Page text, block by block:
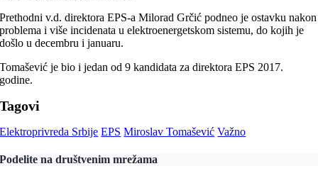
Prethodni v.d. direktora EPS-a Milorad Grčić podneo je ostavku nakon
problema i više incidenata u elektroenergetskom sistemu, do kojih je
došlo u decembru i januaru.
Tomašević je bio i jedan od 9 kandidata za direktora EPS 2017.
godine.
Tagovi
Elektroprivreda Srbije EPS Miroslav Tomašević Važno
Podelite na društvenim mrežama